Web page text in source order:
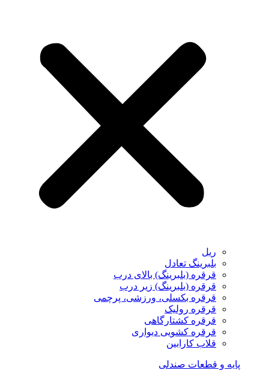
ریل
بلبرینگ تعادل
قرقره (بلبرینگ) بالای درب
قرقره (بلبرینگ) زیر درب
قرقره بکسلی، ورزشی، پرچمی
قرقره رولیک
قرقره کشتارگاهی
قرقره کشویی دیواری
قلاب کارابین
پایه و قطعات صندلی